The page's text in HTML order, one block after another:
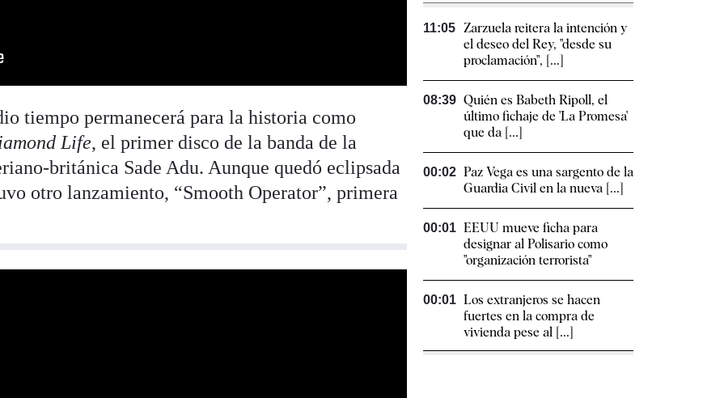
tiempo permanecerá para la historia como
Life, el primer disco de la banda de la
británica Sade Adu. Aunque quedó eclipsada
otro lanzamiento, “Smooth Operator”, primera
11:05 Zarzuela reitera la intención y
el deseo del Rey, "desde su
proclamación", [...]
08:39 Quién es Babeth Ripoll, el
último fichaje de 'La Promesa'
que da [...]
00:02 Paz Vega es una sargento de la
Guardia Civil en la nueva [...]
00:01 EEUU mueve ficha para
designar al Polisario como
"organización terrorista"
00:01 Los extranjeros se hacen
fuertes en la compra de
vivienda pese al [...]